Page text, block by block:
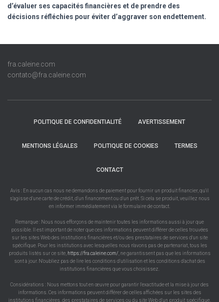
d’évaluer ses capacités financières et de prendre des
décisions réfléchies pour éviter d’aggraver son endettement.
fra.caleine.com
contato@fra.caleine.com
POLITIQUE DE CONFIDENTIALITÉ AVERTISSEMENT
MENTIONS LÉGALES POLITIQUE DE COOKIES TERMES
CONTACT
Avis : En aucun cas nous ne demandons de paiement pour fournir un produit financier, qu'il
s'agisse d'une carte de crédit, d'un financement ou d'un prêt. Si cela se produit, veuillez nous
en informer immédiatement via le formulaire de contact.
Remarque : Nous nous efforçons de maintenir toutes les informations aussi à jour que
possible. Il est important de noter que ces informations peuvent différer de celles trouvées
sur les sites Web des institutions financières et/ou des prestataires de services d'un site
spécifique. Pour les institutions avec lesquelles nous n'avons pas de partenariat, tous les
produits listés sur ce site, https://fra.caleine.com/, ne garantissent pas que les informations
sont à jour. N'oubliez pas de lire les conditions d'utilisation et les conditions d'achat des
institutions financières que vous choisissez.
Considérations : Nous mettons tout en œuvre pour garantir l'exactitude et la mise à jour des
informations. Ces informations peuvent différer de celles affichées sur les sites des
institutions financières, des prestataires de services ou du site Web d'un produit spécifique.